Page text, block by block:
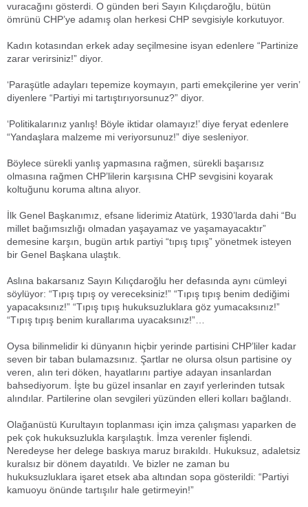
vuracağını gösterdi. O günden beri Sayın Kılıçdaroğlu, bütün
ömrünü CHP’ye adamış olan herkesi CHP sevgisiyle korkutuyor.
Kadın kotasından erkek aday seçilmesine isyan edenlere “Partinize
zarar verirsiniz!” diyor.
‘Paraşütle adayları tepemize koymayın, parti emekçilerine yer verin’
diyenlere “Partiyi mi tartıştırıyorsunuz?” diyor.
‘Politikalarınız yanlış! Böyle iktidar olamayız!’ diye feryat edenlere
“Yandaşlara malzeme mi veriyorsunuz!” diye sesleniyor.
Böylece sürekli yanlış yapmasına rağmen, sürekli başarısız
olmasına rağmen CHP’lilerin karşısına CHP sevgisini koyarak
koltuğunu koruma altına alıyor.
İlk Genel Başkanımız, efsane liderimiz Atatürk, 1930’larda dahi “Bu
millet bağımsızlığı olmadan yaşayamaz ve yaşamayacaktır”
demesine karşın, bugün artık partiyi “tıpış tıpış” yönetmek isteyen
bir Genel Başkana ulaştık.
Aslına bakarsanız Sayın Kılıçdaroğlu her defasında aynı cümleyi
söylüyor: “Tıpış tıpış oy vereceksiniz!” “Tıpış tıpış benim dediğimi
yapacaksınız!” “Tıpış tıpış hukuksuzluklara göz yumacaksınız!”
“Tıpış tıpış benim kurallarıma uyacaksınız!”…
Oysa bilinmelidir ki dünyanın hiçbir yerinde partisini CHP’liler kadar
seven bir taban bulamazsınız. Şartlar ne olursa olsun partisine oy
veren, alın teri döken, hayatlarını partiye adayan insanlardan
bahsediyorum. İşte bu güzel insanlar en zayıf yerlerinden tutsak
alındılar. Partilerine olan sevgileri yüzünden elleri kolları bağlandı.
Olağanüstü Kurultayın toplanması için imza çalışması yaparken de
pek çok hukuksuzlukla karşılaştık. İmza verenler fişlendi.
Neredeyse her delege baskıya maruz bırakıldı. Hukuksuz, adaletsiz
kuralsız bir dönem dayatıldı. Ve bizler ne zaman bu
hukuksuzluklara işaret etsek aba altından sopa gösterildi: “Partiyi
kamuoyu önünde tartışılır hale getirmeyin!”